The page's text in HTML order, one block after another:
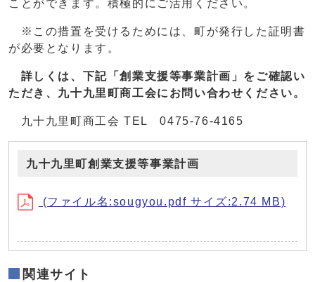
ことができます。積極的にご活用ください。
※この措置を受けるためには、町が発行した証明書
が必要となります。
詳しくは、下記「創業支援等事業計画」をご確認い
ただき、九十九里町商工会にお問い合わせください。
九十九里町商工会 TEL 0475-76-4165
九十九里町創業支援等事業計画
(ファイル名:sougyou.pdf サイズ:2.74 MB)
関連サイト